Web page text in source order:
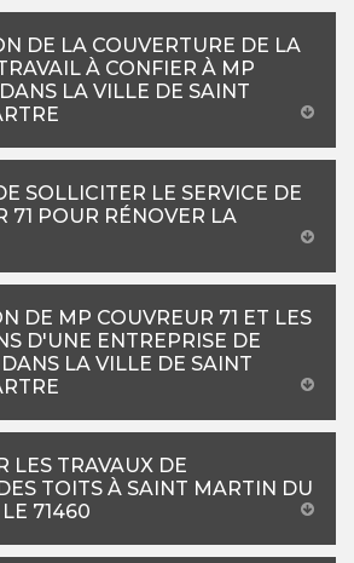
DE LA COUVERTURE DE LA
À CONFIER À MP
LA VILLE DE SAINT
SOLLICITER LE SERVICE DE
71 POUR RÉNOVER LA
DE MP COUVREUR 71 ET LES
D'UNE ENTREPRISE DE
LA VILLE DE SAINT
LES TRAVAUX DE
TOITS À SAINT MARTIN DU
71460